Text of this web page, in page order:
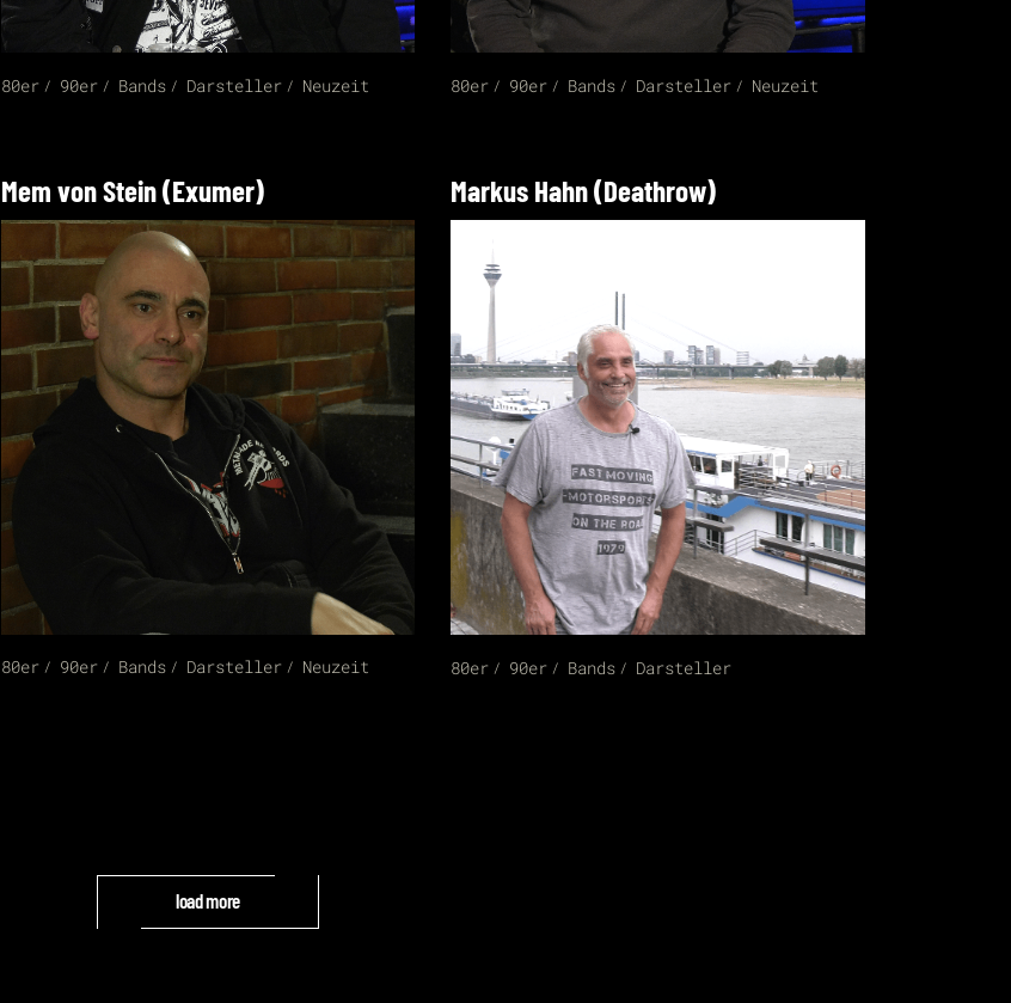
80er 90er Bands Darsteller Neuzeit 80er 90er Bands Darsteller Neuzeit
Mem von Stein (Exumer)
80er 90er Bands Darsteller Neuzeit
Markus Hahn (Deathrow)
80er 90er Bands Darsteller
load more